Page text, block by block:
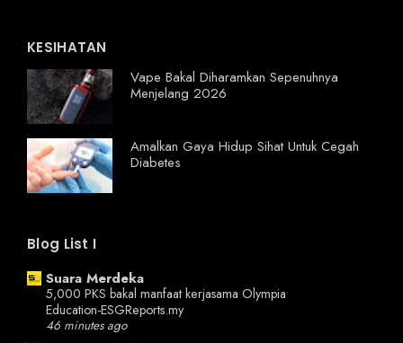
KESIHATAN
Vape Bakal Diharamkan Sepenuhnya
Menjelang 2026
Amalkan Gaya Hidup Sihat Untuk Cegah
Diabetes
Blog List I
Suara Merdeka
5,000 PKS bakal manfaat kerjasama Olympia
Education-ESGReports.my
46 minutes ago